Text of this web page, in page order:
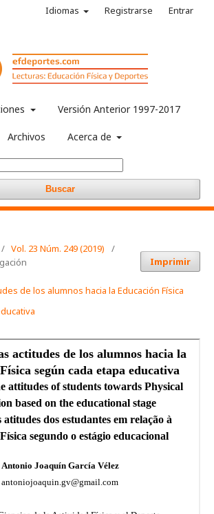
Versión Anterior 1997-2017
Archivos Acerca de
Buscar
Idiomas Registrarse Entrar
/ Vol. 23 Núm. 249 (2019)
/
Imprimir
de los alumnos hacia la Educación Física